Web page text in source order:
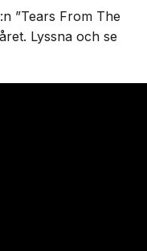
”Tears From The
Lyssna och se